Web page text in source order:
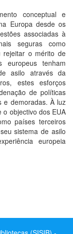
conceptual e
Europa desde os
associadas à
seguras como
rejeitar o mérito de
tenham
asilo através da
estes esforços
de políticas
e demoradas. À luz
objectivo dos EUA
países terceiros
sistema de asilo
europeia